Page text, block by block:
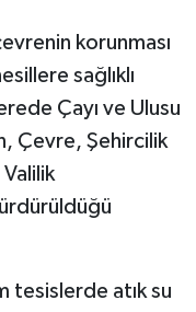
korunması
sağlıklı
Çayı ve Ulusu
Çevre, Şehircilik
tesislerde atık su